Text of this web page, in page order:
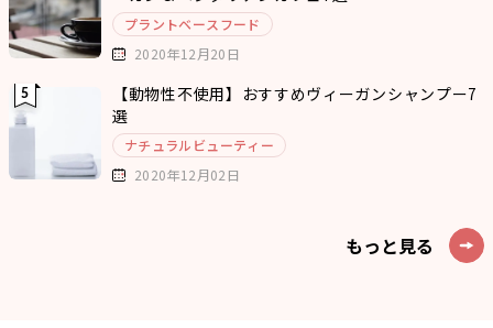
プラントベースフード
2020年12月20日
【動物性不使用】おすすめヴィーガンシャンプー7
選
ナチュラルビューティー
2020年12月02日
もっと見る